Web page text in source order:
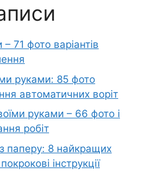
71 фото варіантів
руками: 85 фото
автоматичних воріт
руками – 66 фото і
робіт
паперу: 8 найкращих
інструкції